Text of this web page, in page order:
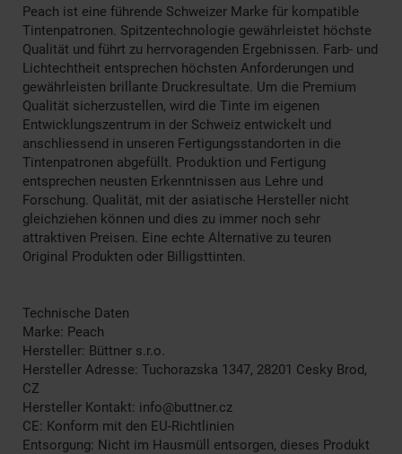
Peach ist eine führende Schweizer Marke für kompatible
Tintenpatronen. Spitzentechnologie gewährleistet höchste
Qualität und führt zu herrvoragenden Ergebnissen. Farb- und
Lichtechtheit entsprechen höchsten Anforderungen und
gewährleisten brillante Druckresultate. Um die Premium
Qualität sicherzustellen, wird die Tinte im eigenen
Entwicklungszentrum in der Schweiz entwickelt und
anschliessend in unseren Fertigungsstandorten in die
Tintenpatronen abgefüllt. Produktion und Fertigung
entsprechen neusten Erkenntnissen aus Lehre und
Forschung. Qualität, mit der asiatische Hersteller nicht
gleichziehen können und dies zu immer noch sehr
attraktiven Preisen. Eine echte Alternative zu teuren
Original Produkten oder Billigsttinten.
Technische Daten
Marke: Peach
Hersteller: Büttner s.r.o.
Hersteller Adresse: Tuchorazska 1347, 28201 Cesky Brod,
CZ
Hersteller Kontakt: info@buttner.cz
CE: Konform mit den EU-Richtlinien
Entsorgung: Nicht im Hausmüll entsorgen, dieses Produkt